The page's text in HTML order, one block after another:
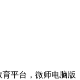
平台，微师电脑版